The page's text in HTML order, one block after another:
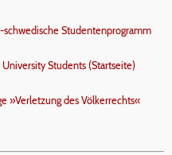
schwedische Studentenprogramm
Students (Startseite)
»Verletzung des Völkerrechts«